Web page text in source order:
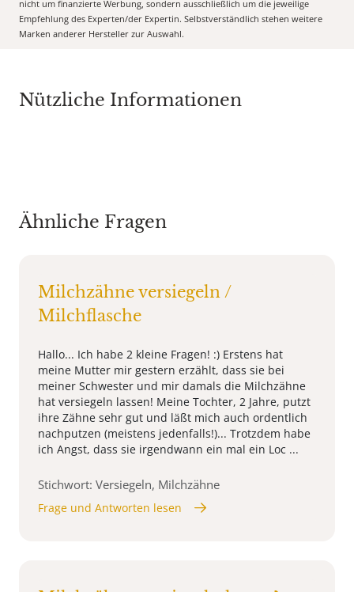
nicht um finanzierte Werbung, sondern ausschließlich um die jeweilige
Empfehlung des Experten/der Expertin. Selbstverständlich stehen weitere
Marken anderer Hersteller zur Auswahl.
Nützliche Informationen
Ähnliche Fragen
Milchzähne versiegeln /
Milchflasche
Hallo... Ich habe 2 kleine Fragen! :) Erstens hat
meine Mutter mir gestern erzählt, dass sie bei
meiner Schwester und mir damals die Milchzähne
hat versiegeln lassen! Meine Tochter, 2 Jahre, putzt
ihre Zähne sehr gut und läßt mich auch ordentlich
nachputzen (meistens jedenfalls!)... Trotzdem habe
ich Angst, dass sie irgendwann ein mal ein Loc ...
Stichwort: Versiegeln, Milchzähne
Frage und Antworten lesen